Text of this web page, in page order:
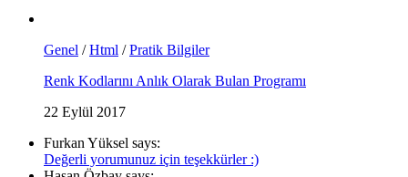
Genel /Html /Pratik Bilgiler
Renk Kodlarını Anlık Olarak Bulan Programı
22 Eylül 2017
Furkan Yüksel says:
Değerli yorumunuz için teşekkürler :)